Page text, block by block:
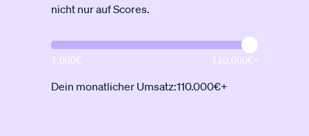
nicht nur auf Scores.
Dein monatlicher Umsatz:110.000€+